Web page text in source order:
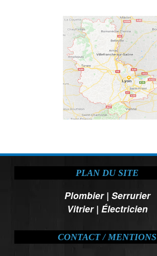
PLAN DU SITE
Plombier| Serrurier
Vitrier| Électricien
CONTACT / MENTIONS